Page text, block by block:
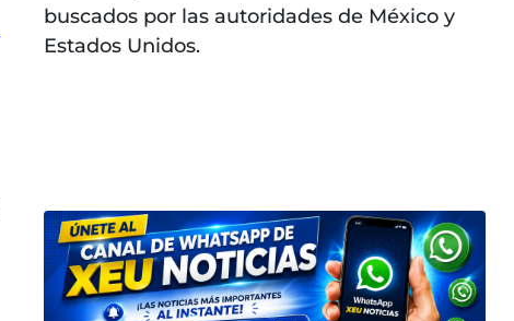
buscados por las autoridades de México y
Estados Unidos.